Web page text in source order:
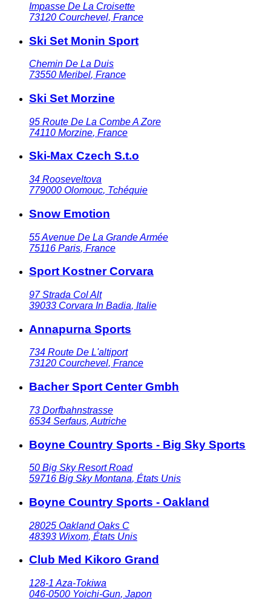
Impasse De La Croisette
73120 Courchevel, France
Ski Set Monin Sport
Chemin De La Duis
73550 Meribel, France
Ski Set Morzine
95 Route De La Combe A Zore
74110 Morzine, France
Ski-Max Czech S.t.o
34 Rooseveltova
779000 Olomouc, Tchéquie
Snow Emotion
55 Avenue De La Grande Armée
75116 Paris, France
Sport Kostner Corvara
97 Strada Col Alt
39033 Corvara In Badia, Italie
Annapurna Sports
734 Route De L'altiport
73120 Courchevel, France
Bacher Sport Center Gmbh
73 Dorfbahnstrasse
6534 Serfaus, Autriche
Boyne Country Sports - Big Sky Sports
50 Big Sky Resort Road
59716 Big Sky Montana, États Unis
Boyne Country Sports - Oakland
28025 Oakland Oaks C
48393 Wixom, États Unis
Club Med Kikoro Grand
128-1 Aza-Tokiwa
046-0500 Yoichi-Gun, Japon